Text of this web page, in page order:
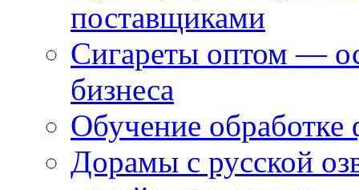
поставщиками
Сигареты оптом —
бизнеса
Обучение
Дорамы с русской